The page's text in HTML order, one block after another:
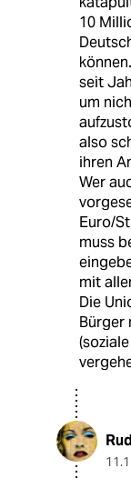
10
seit
um
also
ihren
Wer
Euro/
muss
mit
Die
Bürger